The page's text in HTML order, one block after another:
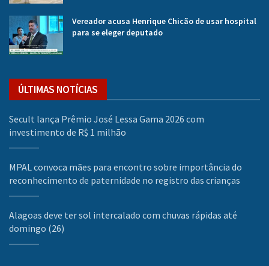
Vereador acusa Henrique Chicão de usar hospital
para se eleger deputado
ÚLTIMAS NOTÍCIAS
Secult lança Prêmio José Lessa Gama 2026 com
investimento de R$ 1 milhão
MPAL convoca mães para encontro sobre importância do
reconhecimento de paternidade no registro das crianças
Alagoas deve ter sol intercalado com chuvas rápidas até
domingo (26)